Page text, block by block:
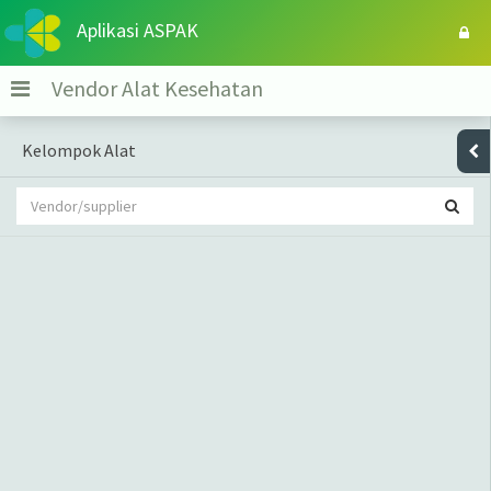
Aplikasi ASPAK
Vendor Alat Kesehatan
Kelompok Alat